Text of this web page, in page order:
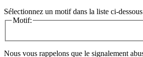
Sélectionnez un motif dans la liste ci-
Motif:
Nous vous rappelons que le signalement